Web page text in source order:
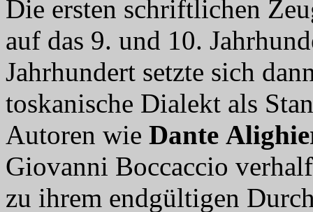
Die ersten schriftlichen
auf das 9. und 10.
Jahrhundert setzte sich
toskanische Dialekt als
Autoren wie Dante
Giovanni Boccaccio
zu ihrem endgültigen